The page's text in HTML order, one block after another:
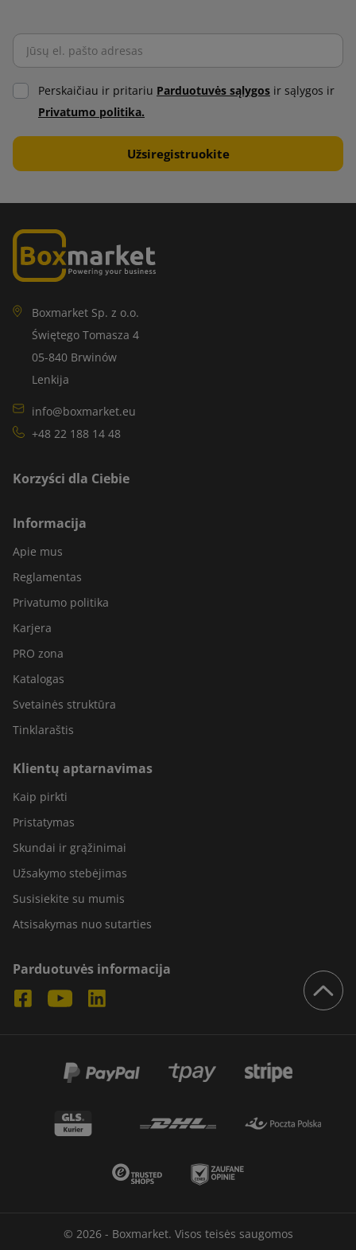
Perskaičiau ir pritariu Parduotuvės sąlygos ir sąlygos ir
Privatumo politika.
Boxmarket Sp. z o.o.
Świętego Tomasza 4
05-840 Brwinów
Lenkija
info@boxmarket.eu
+48 22 188 14 48
Korzyści dla Ciebie
Informacija
Apie mus
Reglamentas
Privatumo politika
Karjera
PRO zona
Katalogas
Svetainės struktūra
Tinklaraštis
Klientų aptarnavimas
Kaip pirkti
Pristatymas
Skundai ir grąžinimai
Užsakymo stebėjimas
Susisiekite su mumis
Atsisakymas nuo sutarties
Parduotuvės informacija
© 2026 - Boxmarket. Visos teisės saugomos